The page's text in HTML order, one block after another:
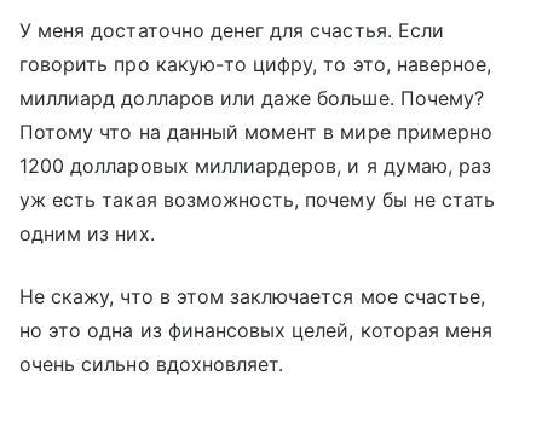
У меня достаточно денег для счастья. Если
говорить про какую-то цифру, то это, наверное,
миллиард долларов или даже больше. Почему?
Потому что на данный момент в мире примерно
1200 долларовых миллиардеров, и я думаю, раз
уж есть такая возможность, почему бы не стать
одним из них.
Не скажу, что в этом заключается мое счастье,
но это одна из финансовых целей, которая меня
очень сильно вдохновляет.